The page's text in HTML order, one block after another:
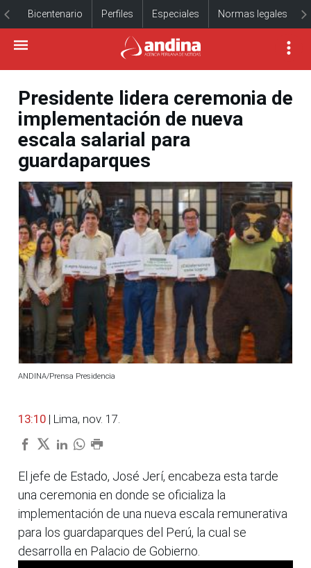
Bicentenario Perfiles Especiales Normas legales
Presidente lidera ceremonia de
implementación de nueva
escala salarial para
guardaparques
ANDINA/Prensa Presidencia
13:10 | Lima, nov. 17.
El jefe de Estado, José Jerí, encabeza esta tarde
una ceremonia en donde se oficializa la
implementación de una nueva escala remunerativa
para los guardaparques del Perú, la cual se
desarrolla en Palacio de Gobierno.